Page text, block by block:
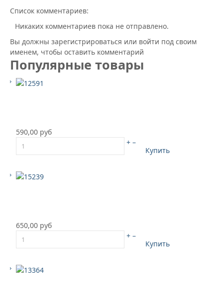
Список комментариев:
Никаких комментариев пока не отправлено.
Вы должны зарегистрироваться или войти под своим
именем, чтобы оставить комментарий
Популярные товары
590,00 руб
+ –
Купить
650,00 руб
+ –
Купить